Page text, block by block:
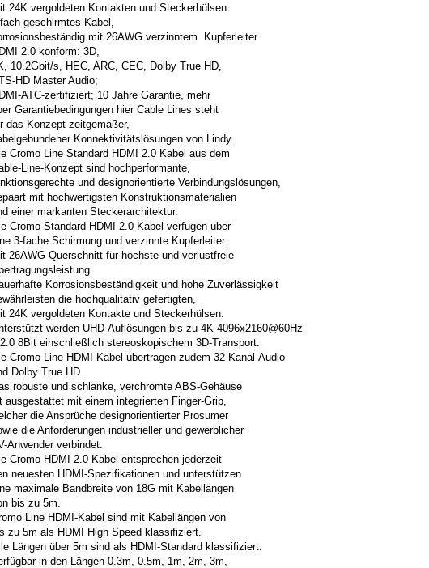
24K vergoldeten Kontakten und Steckerhülsen
geschirmtes Kabel,
mit 26AWG verzinntem Kupferleiter
2.0 konform: 3D,
10.2Gbit/s, HEC, ARC, CEC, Dolby True HD,
HD Master Audio;
ATC-zertifiziert; 10 Jahre Garantie, mehr
Garantiebedingungen hier Cable Lines steht
das Konzept zeitgemäßer,
Konnektivitätslösungen von Lindy.
Cromo Line Standard HDMI 2.0 Kabel aus dem
Line-Konzept sind hochperformante,
und designorientierte Verbindungslösungen,
mit hochwertigsten Konstruktionsmaterialien
einer markanten Steckerarchitektur.
Cromo Standard HDMI 2.0 Kabel verfügen über
3-fache Schirmung und verzinnte Kupferleiter
26AWG-Querschnitt für höchste und verlustfreie
Korrosionsbeständigkeit und hohe Zuverlässigkeit
die hochqualitativ gefertigten,
24K vergoldeten Kontakte und Steckerhülsen.
werden UHD-Auflösungen bis zu 4K 4096x2160@60Hz
8Bit einschließlich stereoskopischem 3D-Transport.
Cromo Line HDMI-Kabel übertragen zudem 32-Kanal-Audio
Dolby True HD.
robuste und schlanke, verchromte ABS-Gehäuse
ausgestattet mit einem integrierten Finger-Grip,
die Ansprüche designorientierter Prosumer
die Anforderungen industrieller und gewerblicher
Anwender verbindet.
Cromo HDMI 2.0 Kabel entsprechen jederzeit
neuesten HDMI-Spezifikationen und unterstützen
maximale Bandbreite von 18G mit Kabellängen
bis zu 5m.
Line HDMI-Kabel sind mit Kabellängen von
zu 5m als HDMI High Speed klassifiziert.
Längen über 5m sind als HDMI-Standard klassifiziert.
in den Längen 0.3m, 0.5m, 1m, 2m, 3m,